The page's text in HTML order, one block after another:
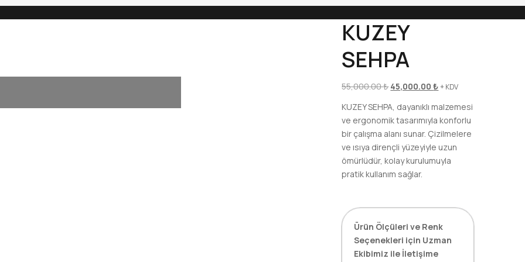
KUZEY
SEHPA
Yazı
gezinmesi
55,000.00₺Orijinal
55,000.00 ₺.
45,000.00₺Şu
fiyat:
45,000.00 ₺.
+ KDV
KUZEY SEHPA, dayanıklı malzemesi
ve ergonomik tasarımıyla konforlu
bir çalışma alanı sunar. Çizilmelere
ve ısıya dirençli yüzeyiyle uzun
ömürlüdür, kolay kurulumuyla
pratik kullanım sağlar.
Ürün Ölçüleri ve Renk
Seçenekleri için Uzman
Ekibimiz ile İletişime